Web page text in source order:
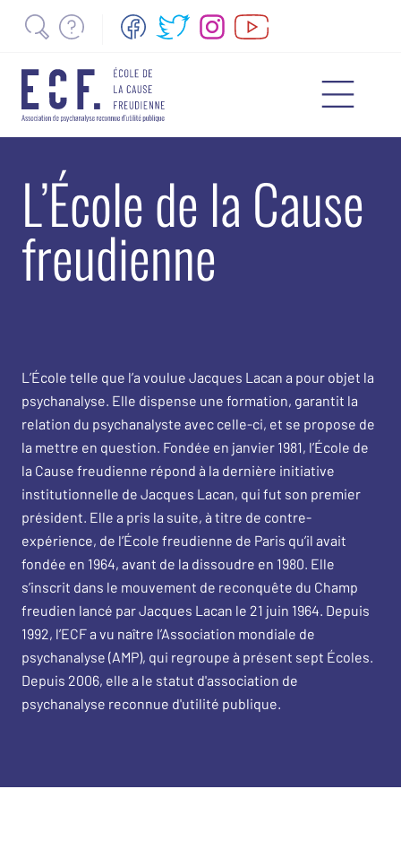
L’École de la Cause
freudienne
L’École telle que l’a voulue Jacques Lacan a pour objet la
psychanalyse. Elle dispense une formation, garantit la
relation du psychanalyste avec celle-ci, et se propose de
la mettre en question. Fondée en janvier 1981, l’École de
la Cause freudienne répond à la dernière initiative
institutionnelle de Jacques Lacan, qui fut son premier
président. Elle a pris la suite, à titre de contre-
expérience, de l’École freudienne de Paris qu’il avait
fondée en 1964, avant de la dissoudre en 1980. Elle
s’inscrit dans le mouvement de reconquête du Champ
freudien lancé par Jacques Lacan le 21 juin 1964. Depuis
1992, l’ECF a vu naître l’Association mondiale de
psychanalyse (AMP), qui regroupe à présent sept Écoles.
Depuis 2006, elle a le statut d'association de
psychanalyse reconnue d'utilité publique.